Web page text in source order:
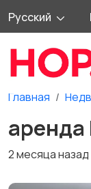
Русский
Главная
аренда
2 месяца назад